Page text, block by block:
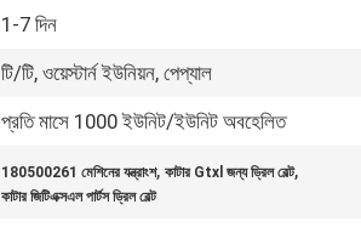
1-7 দিন
টি/টি, ওয়েস্টার্ন ইউনিয়ন, পেপ্যাল
প্রতি মাসে 1000 ইউনিট/ইউনিট অবহেলিত
180500261 মেশিনের যন্ত্রাংশ,কাটার Gtxl জন্য ড্রিল বেল্ট,
কাটার জিটিএক্সএল পার্টস ড্রিল বেল্ট